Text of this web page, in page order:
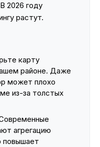
2026 году
растут.
карту
районе. Даже
может плохо
из-за толстых
агрегацию
повышает